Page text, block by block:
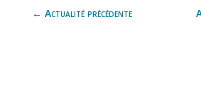
← Actualité précédente